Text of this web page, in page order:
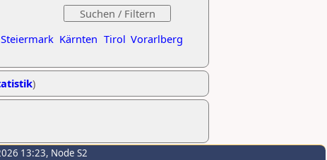
Steiermark Kärnten Tirol Vorarlberg
)
13:23, Node S2